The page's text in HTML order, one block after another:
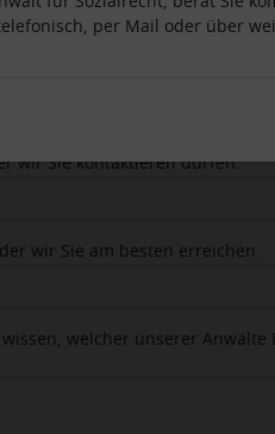
per Mail oder über
wir Sie kontaktieren dürfen.
wir Sie am besten erreichen.
welcher unserer Anwälte